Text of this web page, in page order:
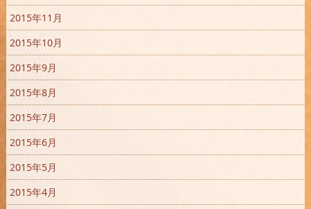
2015年11月
2015年10月
2015年9月
2015年8月
2015年7月
2015年6月
2015年5月
2015年4月